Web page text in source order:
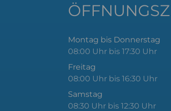
Montag bis Donnerstag
08:00 Uhr bis 17:30 Uhr
Freitag
08:00 Uhr bis 16:30 Uhr
Samstag
08:30 Uhr bis 12:30 Uhr